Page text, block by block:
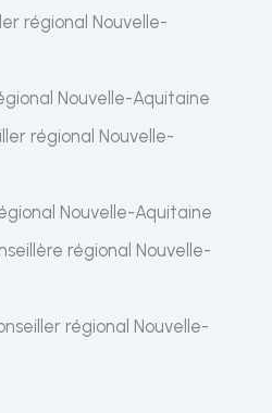
régional Nouvelle-
Nouvelle-Aquitaine
régional Nouvelle-
Nouvelle-Aquitaine
régional Nouvelle-
régional Nouvelle-